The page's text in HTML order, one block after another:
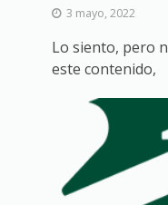
3 mayo, 2022
Lo siento, pero
este contenido,